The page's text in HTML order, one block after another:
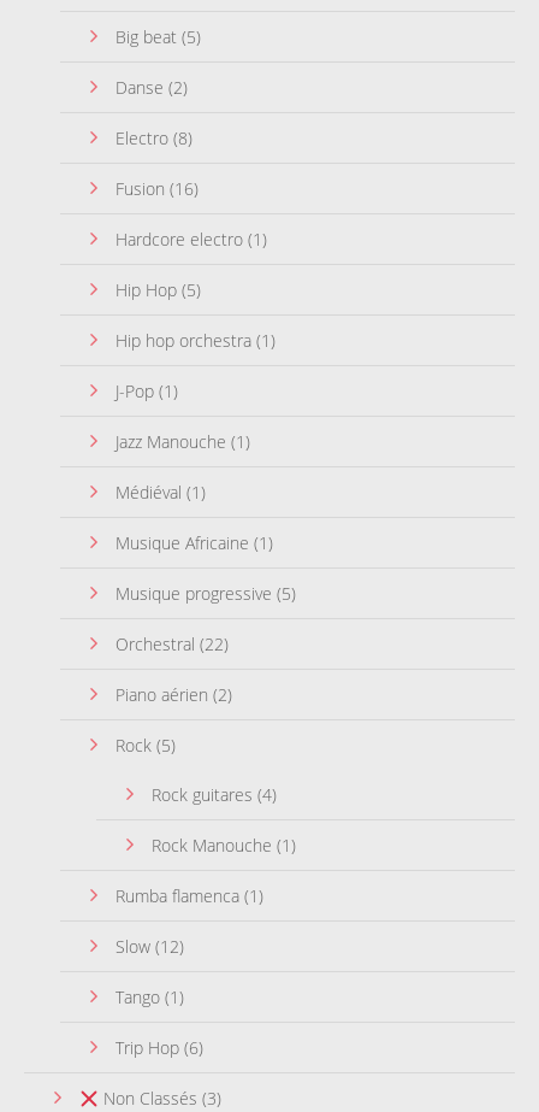
Big beat (5)
Danse (2)
Electro (8)
Fusion (16)
Hardcore electro (1)
Hip Hop (5)
Hip hop orchestra (1)
J-Pop (1)
Jazz Manouche (1)
Médiéval (1)
Musique Africaine (1)
Musique progressive (5)
Orchestral (22)
Piano aérien (2)
Rock (5)
Rock guitares (4)
Rock Manouche (1)
Rumba flamenca (1)
Slow (12)
Tango (1)
Trip Hop (6)
Non Classés (3)